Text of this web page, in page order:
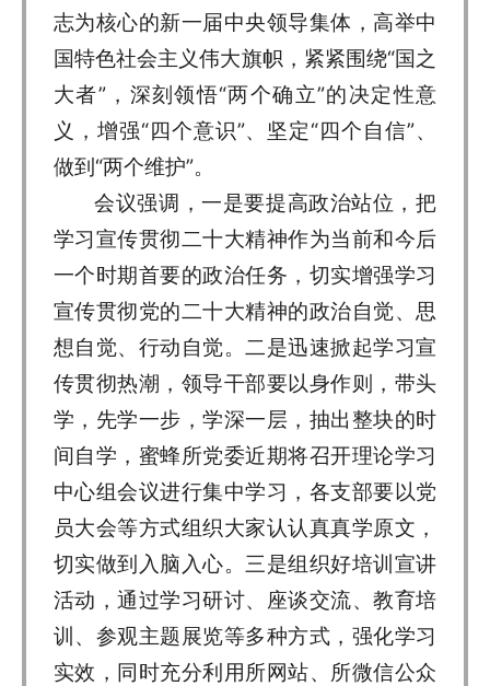
志为核心的新一届中央领导集体，高举中
国特色社会主义伟大旗帜，紧紧围绕“国之
大者”，深刻领悟“两个确立”的决定性意
义，增强“四个意识”、坚定“四个自信”、
做到“两个维护”。
会议强调，一是要提高政治站位，把
学习宣传贯彻二十大精神作为当前和今后
一个时期首要的政治任务，切实增强学习
宣传贯彻党的二十大精神的政治自觉、思
想自觉、行动自觉。二是迅速掀起学习宣
传贯彻热潮，领导干部要以身作则，带头
学，先学一步，学深一层，抽出整块的时
间自学，蜜蜂所党委近期将召开理论学习
中心组会议进行集中学习，各支部要以党
员大会等方式组织大家认认真真学原文，
切实做到入脑入心。三是组织好培训宣讲
活动，通过学习研讨、座谈交流、教育培
训、参观主题展览等多种方式，强化学习
实效，同时充分利用所网站、所微信公众